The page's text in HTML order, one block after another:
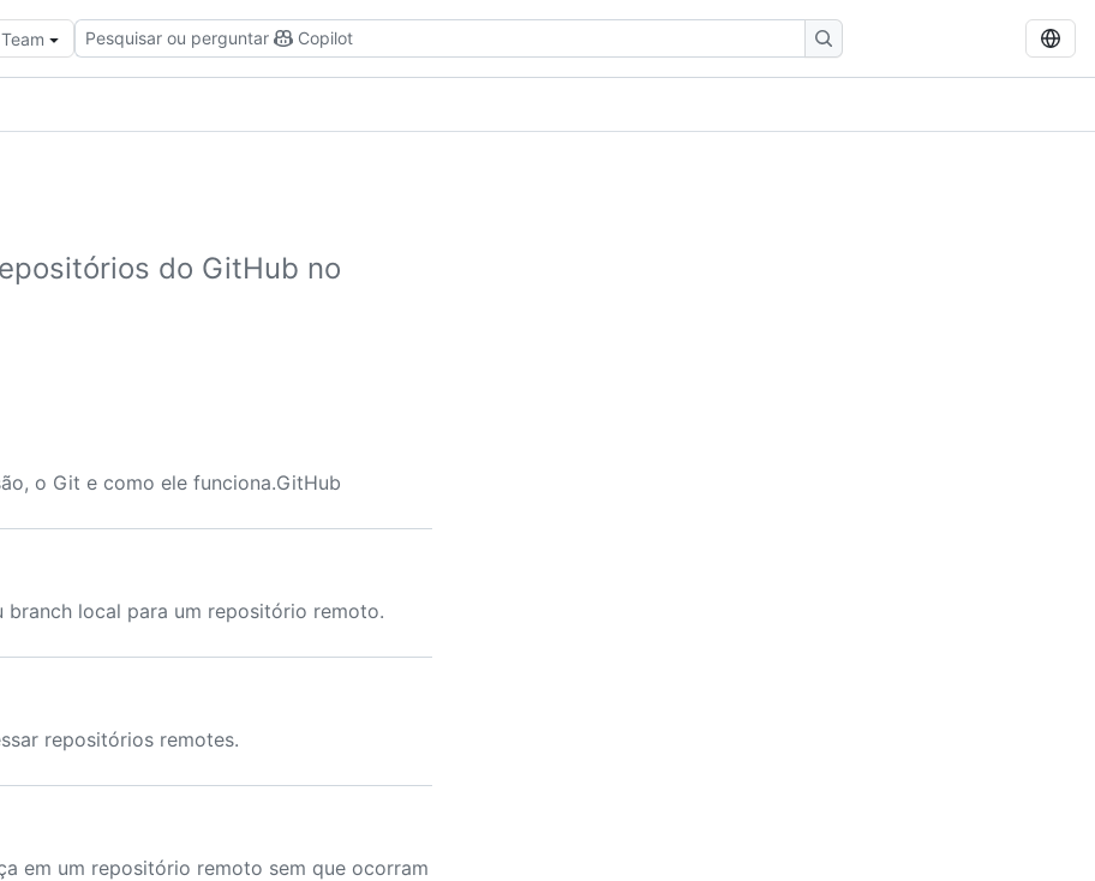
Pesquisar ou perguntar Copilot
do GitHub no
o Git e como ele funciona.GitHub
local para um repositório remoto.
repositórios remotes.
em um repositório remoto sem que ocorram